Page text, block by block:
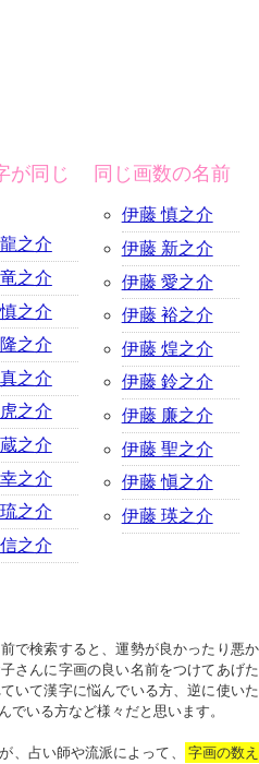
が同じ
之介
之介
之介
之介
之介
之介
之介
之介
之介
之介
同じ画数の名前
伊藤 慎之介
伊藤 新之介
伊藤 愛之介
伊藤 裕之介
伊藤 煌之介
伊藤 鈴之介
伊藤 廉之介
伊藤 聖之介
伊藤 愼之介
伊藤 瑛之介
で検索すると、運勢が良かったり悪か
さんに字画の良い名前をつけてあげた
いて漢字に悩んでいる方、逆に使いた
でいる方など様々だと思います。
、占い師や流派によって、
字画の数え